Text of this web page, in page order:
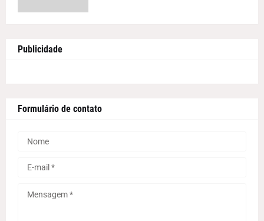
Publicidade
Formulário de contato